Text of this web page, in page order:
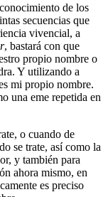
de los
secuencias que
vivencial, a
, bastará con que
propio nombre o
Y utilizando a
mi propio nombre.
una eme repetida en
o cuando de
se trate, así como la
y también para
ahora mismo, en
es preciso